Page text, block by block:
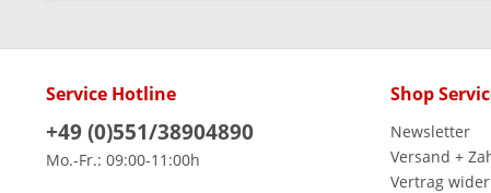
Service Hotline
+49 (0)551/38904890
Mo.-Fr.: 09:00-11:00h
Shop
Newsletter
Versand +
Vertrag